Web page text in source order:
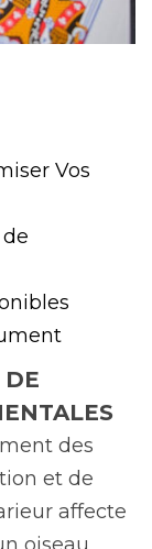
Vos
DE
des
et de
affecte